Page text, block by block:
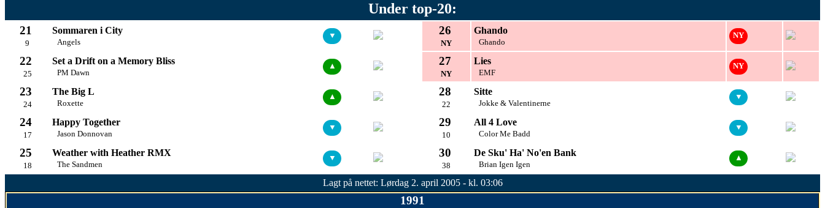
Under top-20:
21
9
Sommaren i City
Angels
▼
22
25
Set a Drift on a Memory Bliss
PM Dawn
▲
23
24
The Big L
Roxette
▲
24
17
Happy Together
Jason Donnovan
▼
25
18
Weather with Heather RMX
The Sandmen
▼
26
NY
Ghando
Ghando
NY
27
NY
Lies
EMF
NY
28
22
Sitte
Jokke & Valentinerne
▼
29
10
All 4 Love
Color Me Badd
▼
30
38
De Sku' Ha' No'en Bank
Brian Igen Igen
▲
Lagt på nettet: Lørdag 2. april 2005 - kl. 03:06
1991